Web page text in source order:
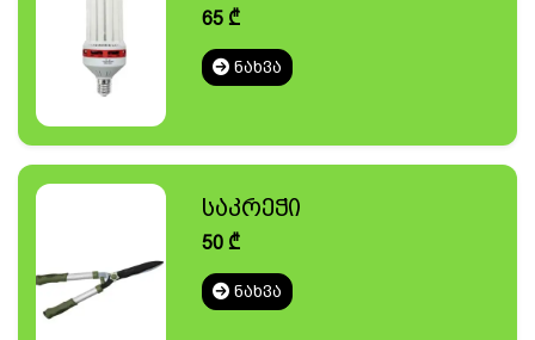
65₾
ᲜᲐᲮᲕᲐ
საკრეჭი
50₾
ᲜᲐᲮᲕᲐ